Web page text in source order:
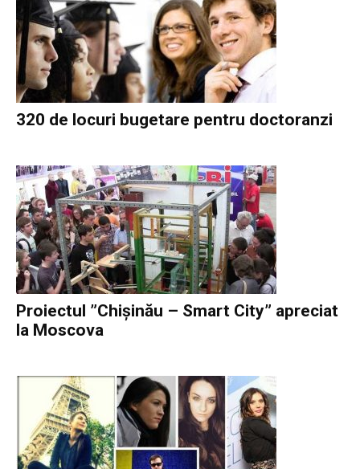
320 de locuri bugetare pentru doctoranzi
Proiectul ”Chișinău – Smart City” apreciat
la Moscova